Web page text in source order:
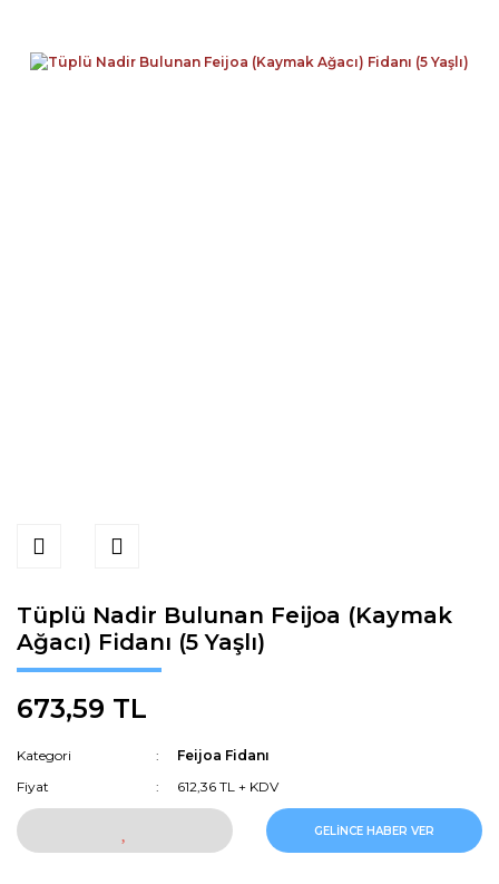
Tüplü Nadir Bulunan Feijoa (Kaymak
Ağacı) Fidanı (5 Yaşlı)
673,59 TL
Kategori
Feijoa Fidanı
Fiyat
612,36 TL + KDV
GELİNCE HABER VER